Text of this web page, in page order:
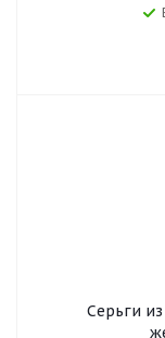
Серьги